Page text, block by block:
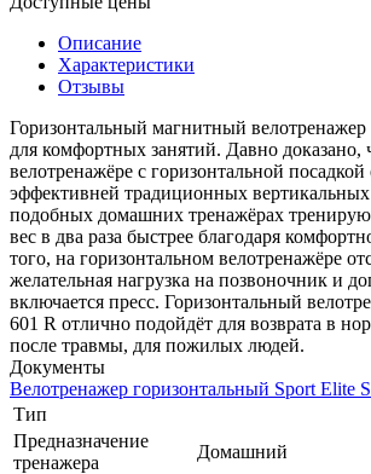
Описание
Характеристики
Отзывы
Горизонтальный магнитный велотренажер
для комфортных занятий. Давно доказано,
велотренажёре с горизонтальной посадкой
эффективней традиционных
подобных домашних тренажёрах
вес в два раза быстрее благодаря
того, на горизонтальном велотренажёре
желательная нагрузка на позвоночник и
включается пресс. Горизонтальный
601 R отлично подойдёт для возврата в
после травмы, для пожилых людей.
Документы
Велотренажер горизонтальный Sport Elite
Тип
Предназначение
тренажера
Домашний